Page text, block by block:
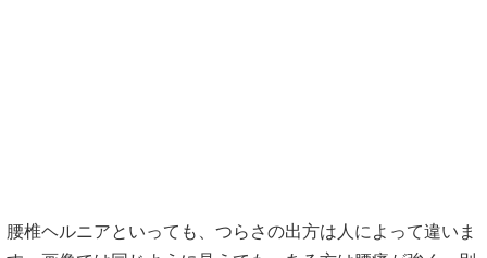
腰椎ヘルニアといっても、つらさの出方は人によって違いま